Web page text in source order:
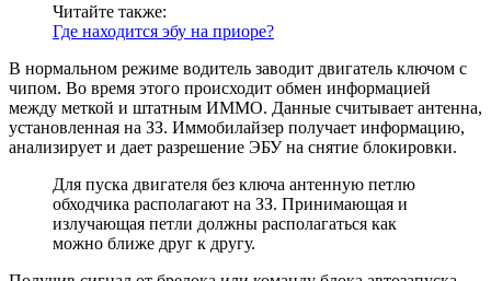
Читайте также:
Где находится эбу на приоре?
В нормальном режиме водитель заводит двигатель ключом с
чипом. Во время этого происходит обмен информацией
между меткой и штатным ИММО. Данные считывает антенна,
установленная на ЗЗ. Иммобилайзер получает информацию,
анализирует и дает разрешение ЭБУ на снятие блокировки.
Для пуска двигателя без ключа антенную петлю
обходчика располагают на ЗЗ. Принимающая и
излучающая петли должны располагаться как
можно ближе друг к другу.